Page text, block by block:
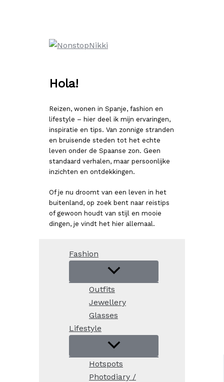
Hola!
Reizen, wonen in Spanje, fashion en
lifestyle – hier deel ik mijn ervaringen,
inspiratie en tips. Van zonnige stranden
en bruisende steden tot het echte
leven onder de Spaanse zon. Geen
standaard verhalen, maar persoonlijke
inzichten en ontdekkingen.
Of je nu droomt van een leven in het
buitenland, op zoek bent naar reistips
of gewoon houdt van stijl en mooie
dingen, je vindt het hier allemaal.
Fashion
Outfits
Jewellery
Glasses
Lifestyle
Hotspots
Photodiary /